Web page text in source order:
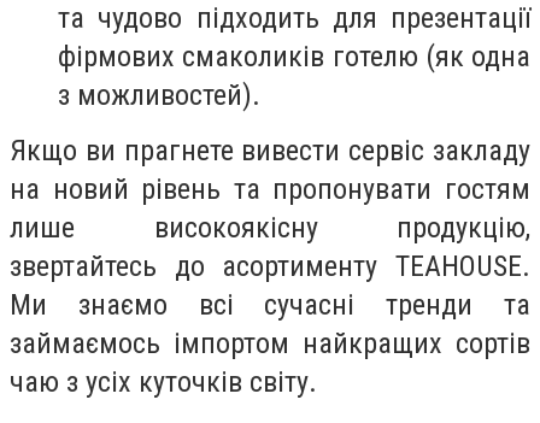
та чудово підходить для презентації
фірмових смаколиків готелю (як одна
з можливостей).
Якщо ви прагнете вивести сервіс закладу
на новий рівень та пропонувати гостям
лише високоякісну продукцію,
звертайтесь до асортименту TEAHOUSE.
Ми знаємо всі сучасні тренди та
займаємось імпортом найкращих сортів
чаю з усіх куточків світу.